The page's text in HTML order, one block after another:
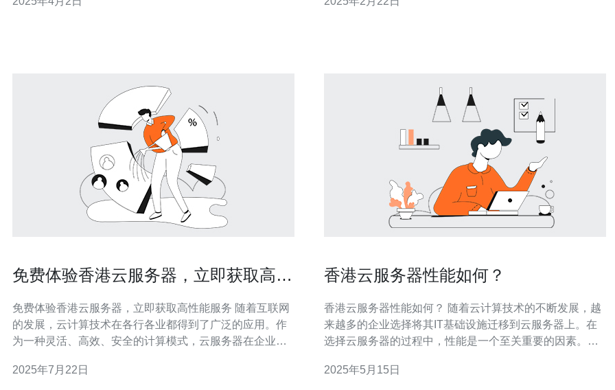
服务质量成为了首选。 万网的香港云服务器具备强大的性
免费体验香港云服务器，立即获取高性
免费体验香港云服务器，立即获取高性能服务 随着互联网
的发展，云计算技术在各行各业都得到了广泛的应用。作
为一种灵活、高效、安全的计算模式，云服务器在企业和
的云计算服务，具有优越的网络环境和稳定的运行性能，
2025年7月22日
香港云服务器性能如何？
香港云服务器性能如何？ 随着云计算技术的不断发展，越
来越多的企业选择将其IT基础设施迁移到云服务器上。在
选择云服务器的过程中，性能是一个至关重要的因素。那
香港作为一个国际化的金融中心，其云服务器拥有一些明
2025年5月15日